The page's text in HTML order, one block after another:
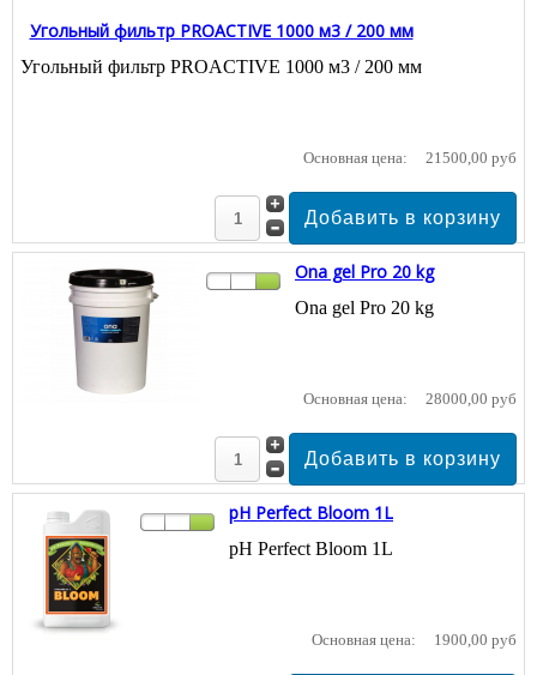
Угольный фильтр PROACTIVE 1000 м3 / 200 мм
Угольный фильтр PROACTIVE 1000 м3 / 200 мм
Основная цена: 21500,00 руб
Ona gel Pro 20 kg
Ona gel Pro 20 kg
Основная цена: 28000,00 руб
pH Perfect Bloom 1L
pH Perfect Bloom 1L
Основная цена: 1900,00 руб